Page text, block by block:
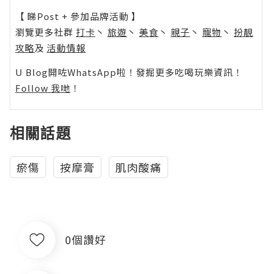
【 睇Post + 參加品牌活動 】
瀏覽更多社群 打卡 丶 旅遊 丶 美食 丶 親子 丶 寵物 丶 扮靚
攻略及 活動情報
U Blog開咗WhatsApp啦！發掘更多吃喝玩樂資訊！
Follow 我哋 ！
相關話題
瘀傷 按摩膏 肌肉酸痛
0個讚好